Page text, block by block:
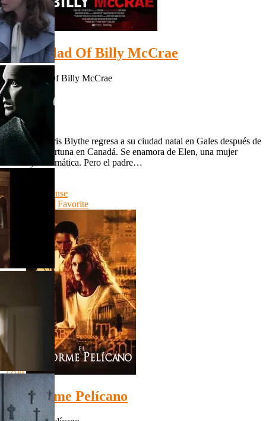
HD 1080p
The Ballad Of Billy McCrae
The Ballad Of Billy McCrae
HD 1080p
IMDb: 5.1
2021
93 min
Red Mist Chris Blythe regresa a su ciudad natal en Gales después de
perder una fortuna en Canadá. Se enamora de Elen, una mujer
volátil y carismática. Pero el padre…
Country:
Suspense
Favorite
720p
El Informe Pelícano